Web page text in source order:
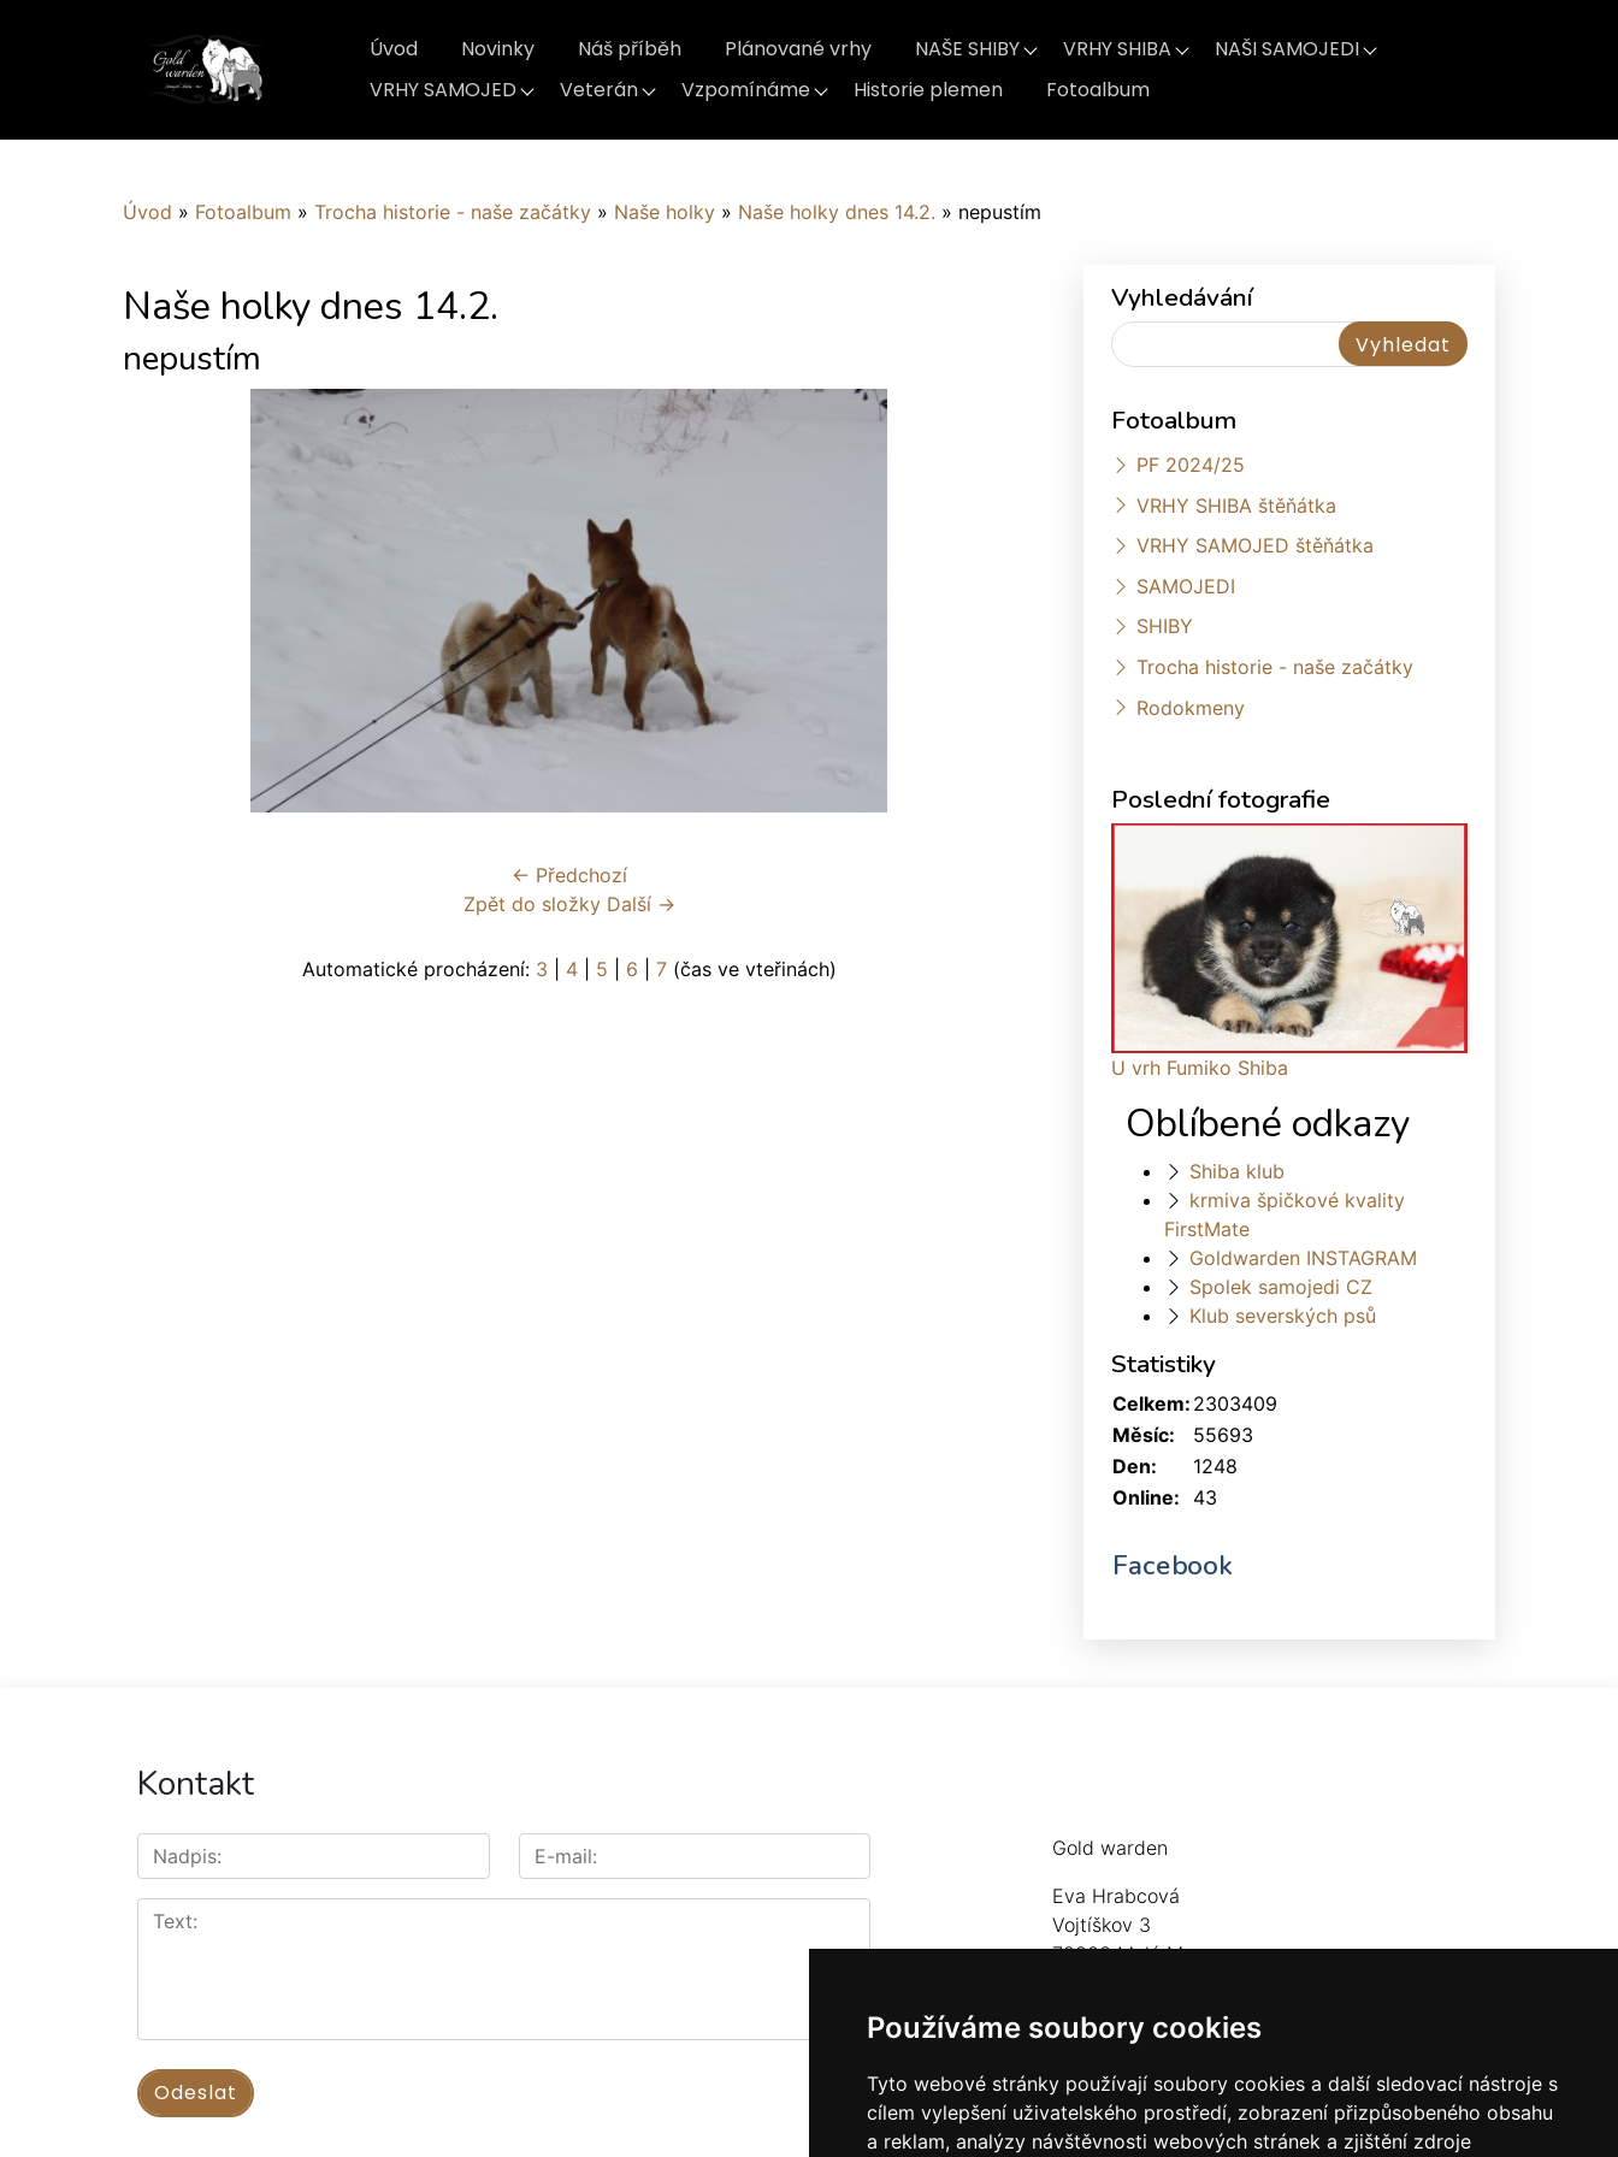
Používáme soubory cookies
Tyto webové stránky používají soubory cookies a další sledovací nástroje s
cílem vylepšení uživatelského prostředí, zobrazení přizpůsobeného obsahu
a reklam, analýzy návštěvnosti webových stránek a zjištění zdroje
Úvod Novinky Náš příběh Plánované vrhy NAŠE SHIBY VRHY SHIBA
NAŠI SAMOJEDI
VRHY SAMOJED
Veterán Vzpomínáme Historie plemen Fotoalbum
Úvod » Fotoalbum » Trocha historie - naše začátky » Naše holky » Naše holky dnes 14.2. » nepustím
Naše holky dnes 14.2.
nepustím
← Předchozí
Zpět do složky Další →
Automatické procházení: 3 4| 5 6 7(čas ve vteřinách)
Vyhledávání
Fotoalbum
PF 2024/25
VRHY SHIBA štěňátka
VRHY SAMOJED štěňátka
SAMOJEDI
SHIBY
Trocha historie - naše začátky
Rodokmeny
Poslední fotografie
U vrh Fumiko Shiba
Oblíbené odkazy
Shiba klub
krmiva špičkové kvality
FirstMate
Goldwarden INSTAGRAM
Spolek samojedi CZ
Klub severských psů
Statistiky
Online: 43
Celkem: 2303409
Měsíc:
55693
Den:
1248
Facebook
Kontakt
Gold warden
Eva Hrabcová
Vojtíškov 3
78833 Malá Morava
goldwarden@gmail.com